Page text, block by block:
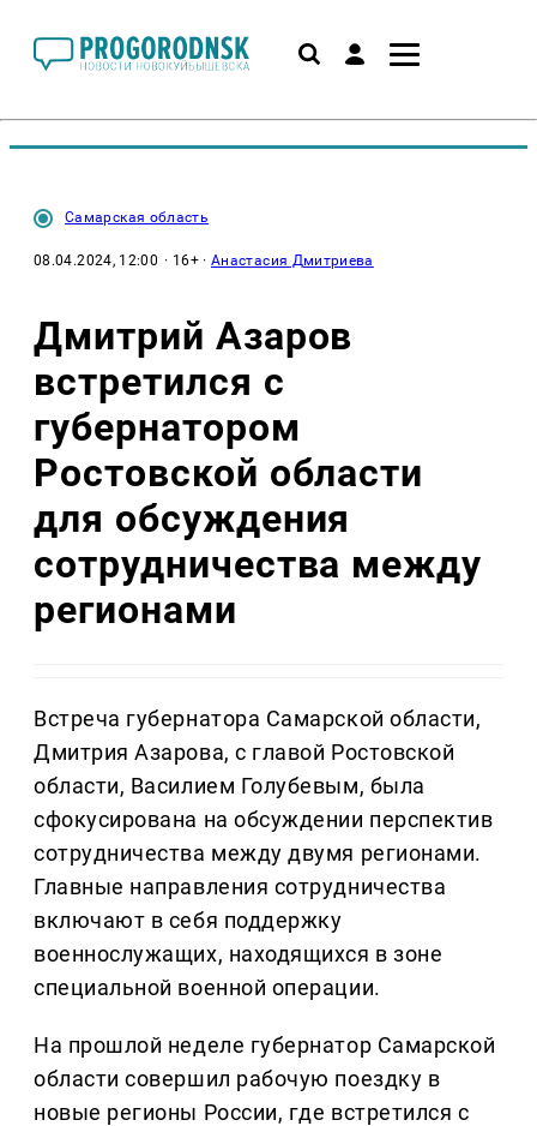
Самарская область
08.04.2024, 12:00 · 16+ ·Анастасия Дмитриева
Дмитрий Азаров
встретился с
губернатором
Ростовской области
для обсуждения
сотрудничества между
регионами
Встреча губернатора Самарской области,
Дмитрия Азарова, с главой Ростовской
области, Василием Голубевым, была
сфокусирована на обсуждении перспектив
сотрудничества между двумя регионами.
Главные направления сотрудничества
включают в себя поддержку
военнослужащих, находящихся в зоне
специальной военной операции.
На прошлой неделе губернатор Самарской
области совершил рабочую поездку в
новые регионы России, где встретился с